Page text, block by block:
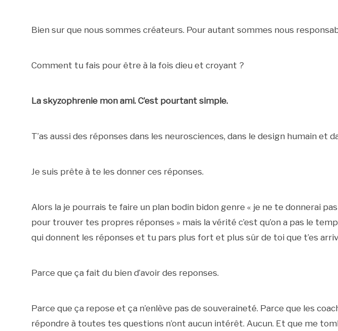
Bien sur que nous sommes créateurs. Pour autant sommes nous
Comment tu fais pour être à la fois dieu et croyant ?
La skyzophrenie mon ami. C’est pourtant simple.
T’as aussi des réponses dans les neurosciences, dans le design humain et
Je suis prête à te les donner ces réponses.
Alors la je pourrais te faire un plan bodin bidon genre « je ne te donnerai
pour trouver tes propres réponses » mais la vérité c’est qu’on a pas le
qui donnent les réponses et tu pars plus fort et plus sûr de toi que t’es
Parce que ça fait du bien d’avoir des reponses.
Parce que ça repose et ça n’enlève pas de souveraineté. Parce que les
répondre à toutes tes questions n’ont aucun intérêt. Aucun. Et que me